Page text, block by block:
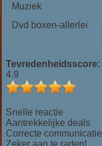
Muziek
Dvd boxen-allerlei
Tevredenheidsscore:
4.9
Snelle reactie
Aantrekkelijke deals
Correcte communicatie
Zeker aan te raden!